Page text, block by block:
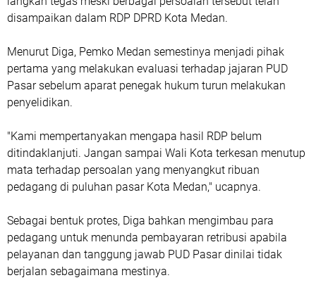
disampaikan dalam RDP DPRD Kota Medan.
Menurut Diga, Pemko Medan semestinya menjadi pihak
pertama yang melakukan evaluasi terhadap jajaran PUD
Pasar sebelum aparat penegak hukum turun melakukan
penyelidikan.
"Kami mempertanyakan mengapa hasil RDP belum
ditindaklanjuti. Jangan sampai Wali Kota terkesan menutup
mata terhadap persoalan yang menyangkut ribuan
pedagang di puluhan pasar Kota Medan," ucapnya.
Sebagai bentuk protes, Diga bahkan mengimbau para
pedagang untuk menunda pembayaran retribusi apabila
pelayanan dan tanggung jawab PUD Pasar dinilai tidak
berjalan sebagaimana mestinya.